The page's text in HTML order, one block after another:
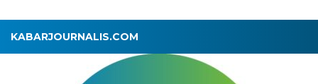
KABARJOURNALIS.COM